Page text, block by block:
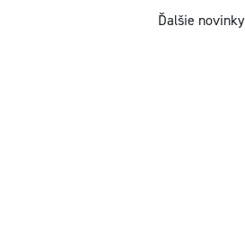
Ďalšie novinky